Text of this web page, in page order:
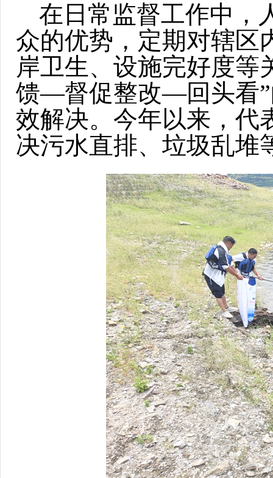
在日常监督工作中，
众的优势，定期对辖区
岸卫生、设施完好度
馈—督促整改—回头看”
效解决。今年以来，代
决污水直排、垃圾乱堆